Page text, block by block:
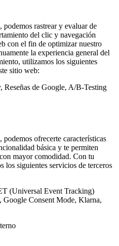
podemos rastrear y evaluar de
del clic y navegación
con el fin de optimizar nuestro
la experiencia general del
utilizamos los siguientes
sitio web:
de Google, A/B-Testing
podemos ofrecerte características
básica y te permiten
mayor comodidad. Con tu
los siguientes servicios de terceros
(Universal Event Tracking)
Consent Mode, Klarna,